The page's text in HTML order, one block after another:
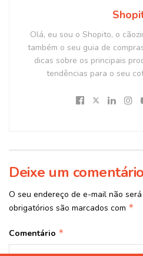
Olá, eu sou o Shopito, o
também o seu guia de
dicas sobre os principais
tendências para o seu
Deixe um comentário
O seu endereço de e-mail não
obrigatórios são marcados com *
Comentário *